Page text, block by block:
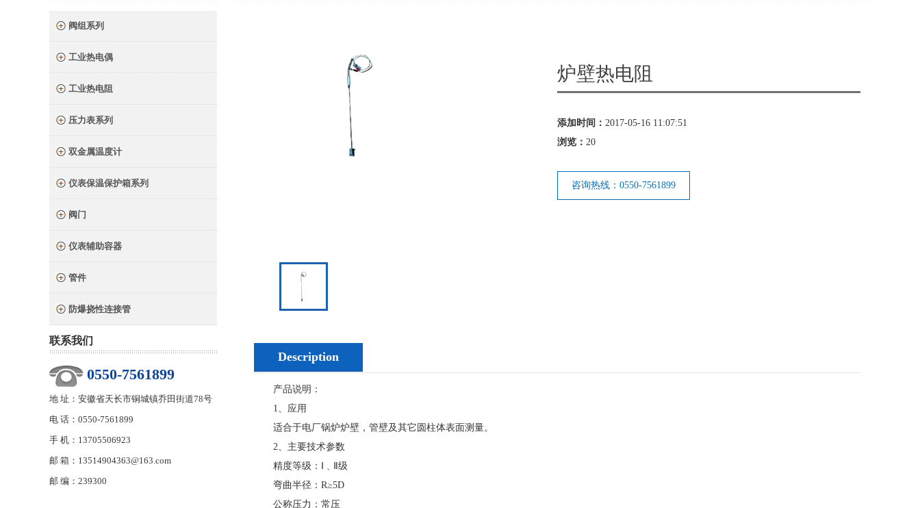
阀组系列
工业热电偶
工业热电阻
压力表系列
双金属温度计
仪表保温保护箱系列
阀门
仪表辅助容器
管件
防爆挠性连接管
联系我们
0550-7561899
地 址：安徽省天长市铜城镇乔田街道78号
电 话：0550-7561899
手 机：13705506923
邮 箱：13514904363@163.com
邮 编：239300
炉壁热电阻
添加时间： 2017-05-16 11:07:51
浏览： 20
咨询热线：0550-7561899
Description
产品说明：
1、应用
适合于电厂锅炉炉壁，管壁及其它圆柱体表面测量。
2、主要技术参数
精度等级：Ⅰ﹑Ⅱ级
弯曲半径：R≥5D
公称压力：常压